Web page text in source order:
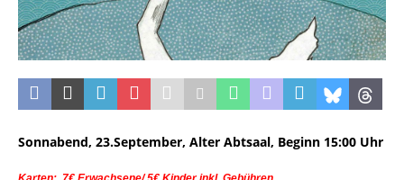
Sonnabend, 23.September, Alter Abtsaal, Beginn 15:00 Uhr